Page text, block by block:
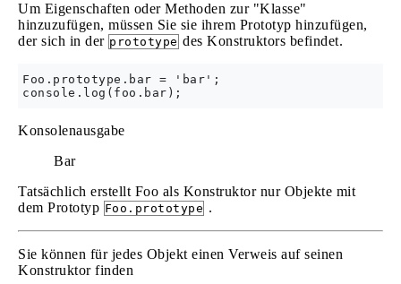
Um Eigenschaften oder Methoden zur "Klasse"
hinzuzufügen, müssen Sie sie ihrem Prototyp hinzufügen,
der sich in der prototype des Konstruktors befindet.
Foo.prototype.bar = 'bar';
Konsolenausgabe
Bar
Tatsächlich erstellt Foo als Konstruktor nur Objekte mit
dem Prototyp Foo.prototype .
Sie können für jedes Objekt einen Verweis auf seinen
Konstruktor finden